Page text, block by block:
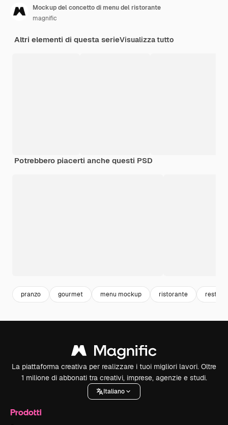
Mockup del concetto di menu del ristorante
magnific
Altri elementi di questa serieVisualizza tutto
Potrebbero piacerti anche questi PSD
pranzo gourmet menu mockup ristorante
La piattaforma creativa per realizzare i tuoi migliori lavori. Oltre
1 milione di abbonati tra creativi, imprese, agenzie e studi.
Italiano
Prodotti